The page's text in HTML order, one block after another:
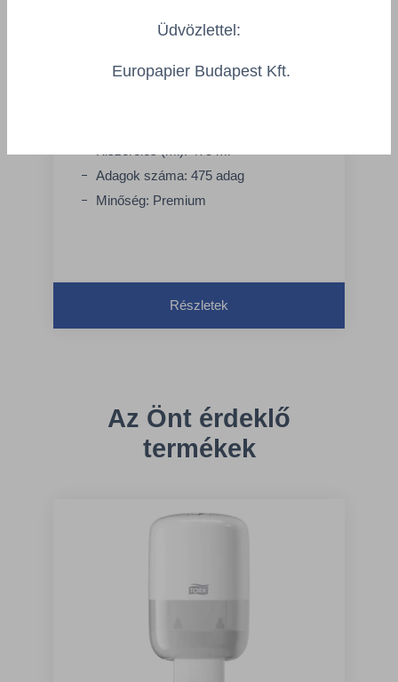
Adagok száma: 475 adag
Minőség: Premium
Részletek
Az Önt érdeklő
termékek
Üdvözlettel:
Europapier Budapest Kft.